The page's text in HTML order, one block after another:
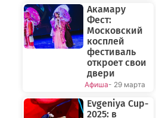
Акамару
Фест:
Московский
косплей
фестиваль
откроет свои
двери
Афиша- 29 марта
Evgeniya Cup-
2025: в